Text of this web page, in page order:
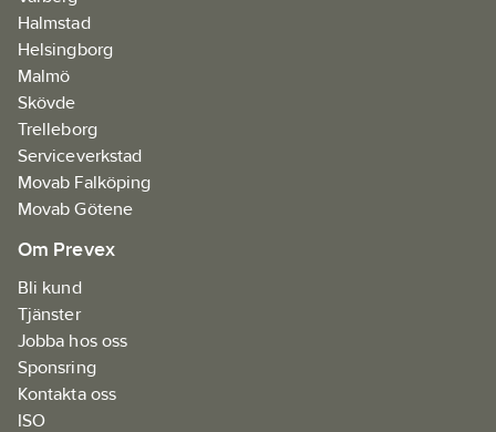
Halmstad
Helsingborg
Malmö
Skövde
Trelleborg
Serviceverkstad
Movab Falköping
Movab Götene
Om Prevex
Bli kund
Tjänster
Jobba hos oss
Sponsring
Kontakta oss
ISO